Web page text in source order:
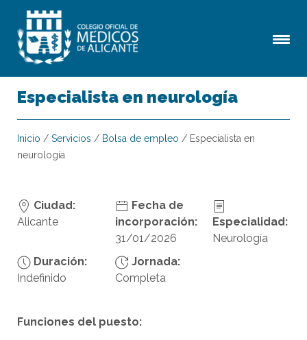
Especialista en neurología
Inicio / Servicios / Bolsa de empleo / Especialista en
neurología
Ciudad:
Alicante
Fecha de
incorporación:
31/01/2026
Especialidad:
Neurología
Duración:
Indefinido
Jornada:
Completa
Funciones del puesto: